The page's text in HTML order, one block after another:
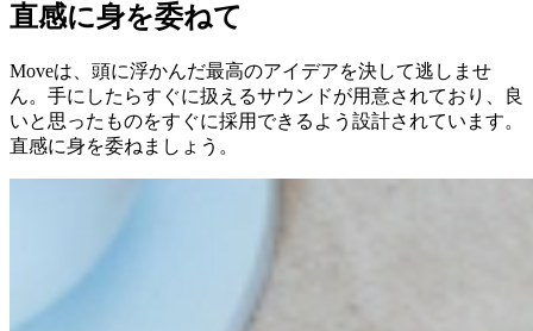
直感に身を委ねて
Moveは、頭に浮かんだ最高のアイデアを決して逃しませ
ん。手にしたらすぐに扱えるサウンドが用意されており、良
いと思ったものをすぐに採用できるよう設計されています。
直感に身を委ねましょう。